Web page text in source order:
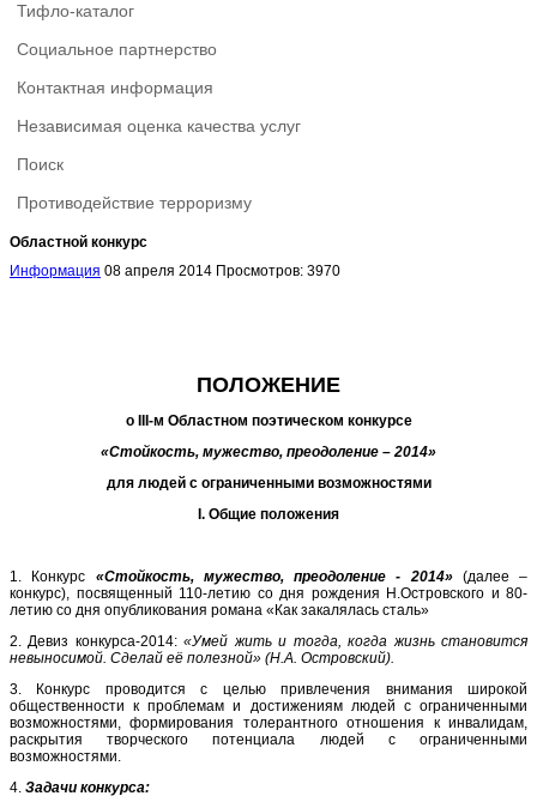
Тифло-каталог
Социальное партнерство
Контактная информация
Независимая оценка качества услуг
Поиск
Противодействие терроризму
Областной конкурс
Информация 08 апреля 2014 Просмотров: 3970
ПОЛОЖЕНИЕ
о
-м Областном поэтическом конкурсе
«Стойкость, мужество, преодоление – 2014»
для людей с ограниченными возможностями
. Общие положения
1. Конкурс «Стойкость, мужество, преодоление - 2014»(далее –
конкурс), посвященный 110-летию со дня рождения Н.Островского и 80-
летию со дня опубликования романа «Как закалялась сталь»
2. Девиз конкурса-2014:«Умей жить и тогда, когда жизнь становится
невыносимой. Сделай её полезной» (Н.А. Островский).
3. Конкурс проводится с целью привлечения внимания широкой
общественности к проблемам и достижениям людей с ограниченными
возможностями, формирования толерантного отношения к инвалидам,
раскрытия творческого потенциала людей с ограниченными
возможностями.
4. Задачи конкурса: